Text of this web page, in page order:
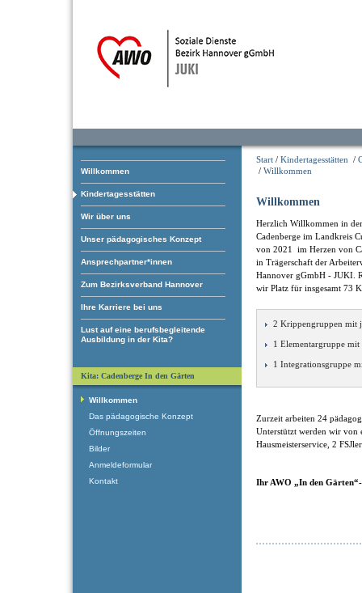
Willkommen
Kindertagesstätten
Wir über uns
Unser pädagogisches Konzept
Ansprechpartner*innen
Zum Bezirksverband Hannover
Ihre Karriere bei uns
Lust auf eine berufsbegleitende
Ausbildung in der Kita?
Start / Kindertagesstätten /
/ Willkommen
Willkommen
Herzlich Willkommen in
Cadenberge im Landkreis
von 2021 im Herzen von
in Trägerschaft der
Hannover gGmbH - JUKI.
wir Platz für insgesamt 73
2 Krippengruppen mit
1 Elementargruppe
1 Integrationsgruppe
Zurzeit arbeiten 24
Unterstützt werden wir von
Hausmeisterservice, 2
Ihr AWO „In den
Kita: Cadenberge In den Gärten
Willkommen
Das pädagogische Konzept
Öffnungszeiten
Bilder
Anmeldeformular
Kontakt